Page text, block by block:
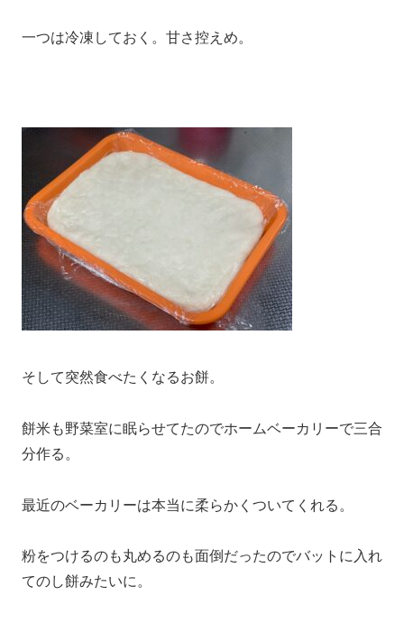
一つは冷凍しておく。甘さ控えめ。
そして突然食べたくなるお餅。
餅米も野菜室に眠らせてたのでホームベーカリーで三合
分作る。
最近のベーカリーは本当に柔らかくついてくれる。
粉をつけるのも丸めるのも面倒だったのでバットに入れ
てのし餅みたいに。